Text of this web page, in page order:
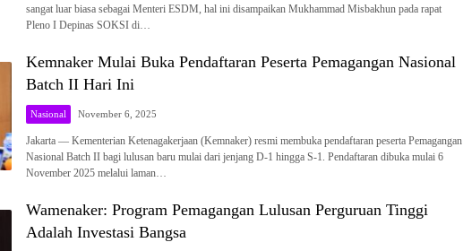
sangat luar biasa sebagai Menteri ESDM, hal ini disampaikan Mukhammad Misbakhun pada rapat
Pleno I Depinas SOKSI di…
Kemnaker Mulai Buka Pendaftaran Peserta Pemagangan Nasional
Batch II Hari Ini
Nasional November 6, 2025
Jakarta — Kementerian Ketenagakerjaan (Kemnaker) resmi membuka pendaftaran peserta Pemagangan
Nasional Batch II bagi lulusan baru mulai dari jenjang D-1 hingga S-1. Pendaftaran dibuka mulai 6
November 2025 melalui laman…
Wamenaker: Program Pemagangan Lulusan Perguruan Tinggi
Adalah Investasi Bangsa